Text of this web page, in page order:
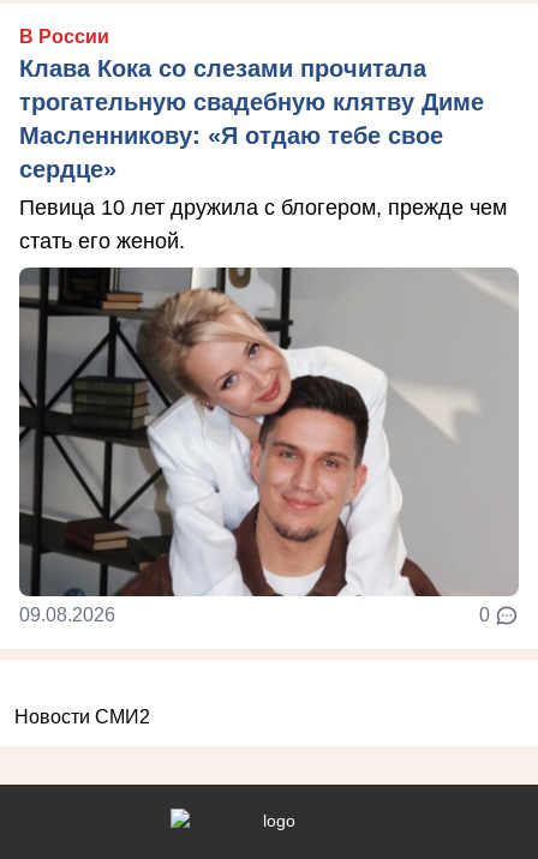
В России
Клава Кока со слезами прочитала
трогательную свадебную клятву Диме
Масленникову: «Я отдаю тебе свое
сердце»
Певица 10 лет дружила с блогером, прежде чем
стать его женой.
09.08.2026 0
Новости СМИ2